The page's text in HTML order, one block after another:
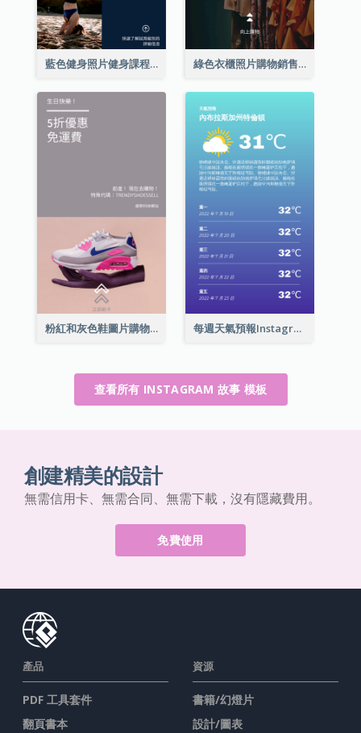
藍色健身照片健身課程Instagram限時動態 綠色衣櫃照片購物銷售Instagram限時動態
粉紅和灰色鞋圖片購物中心Instagram限時動態 每週天氣預報Instagram限時動態
查看所有 INSTAGRAM 故事 模板
創建精美的設計
無需信用卡、無需合同、無需下載，沒有隱藏費用。
免費使用
產品
PDF 工具套件
翻頁書本
資源
書籍/幻燈片
設計/圖表